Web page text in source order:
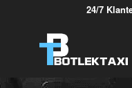
24/7